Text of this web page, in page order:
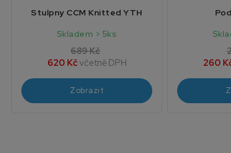
Stulpny CCM Knitted YTH
Skladem > 5ks
689 Kč
620 Kčvčetně DPH
Zobrazit
260